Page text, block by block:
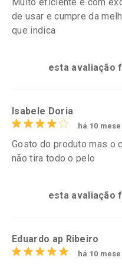
de usar e cumpre da
que indica
esta avaliação
Isabele Doria
há 10
Gosto do produto mas o
não tira todo o pelo
esta avaliação
Eduardo ap Ribeiro
há 10